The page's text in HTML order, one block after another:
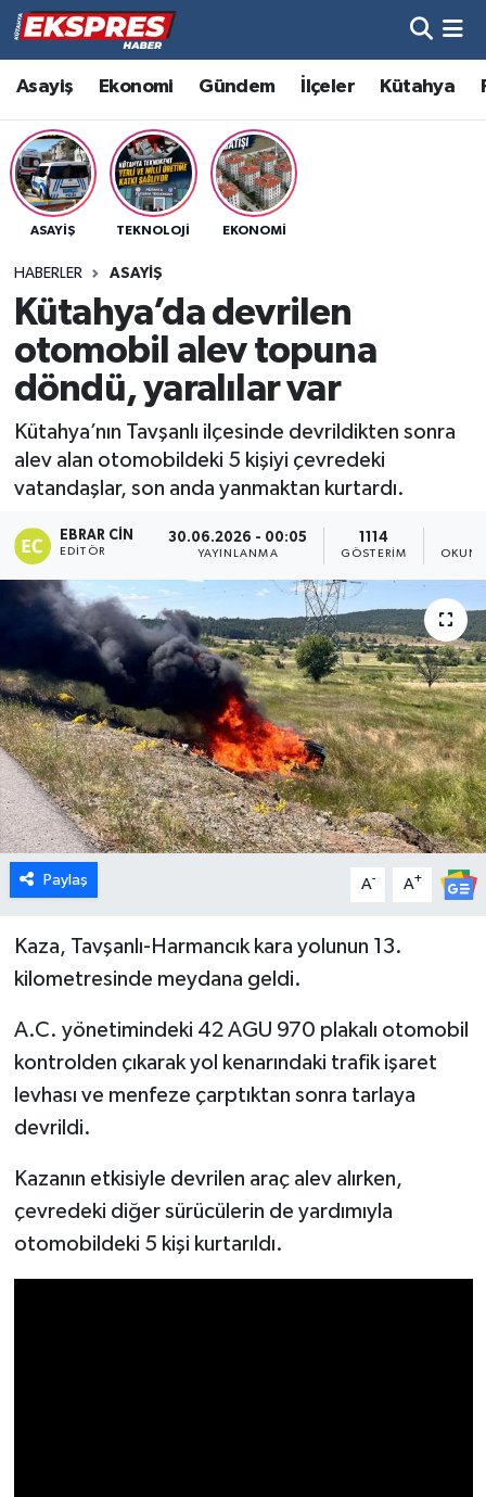
Asayiş Ekonomi Gündem İlçeler Kütahya
ASAYIŞ TEKNOLOJI EKONOMI
HABERLER ASAYIŞ
Kütahya’da devrilen
otomobil alev topuna
döndü, yaralılar var
Kütahya’nın Tavşanlı ilçesinde devrildikten sonra
alev alan otomobildeki 5 kişiyi çevredeki
vatandaşlar, son anda yanmaktan kurtardı.
EBRAR CIN
EDITÖR
30.06.2026 - 00:05
YAYINLANMA
1114
GÖSTERIM
Paylaş A- A+
Kaza, Tavşanlı-Harmancık kara yolunun 13.
kilometresinde meydana geldi.
A.C. yönetimindeki 42 AGU 970 plakalı otomobil
kontrolden çıkarak yol kenarındaki trafik işaret
levhası ve menfeze çarptıktan sonra tarlaya
devrildi.
Kazanın etkisiyle devrilen araç alev alırken,
çevredeki diğer sürücülerin de yardımıyla
otomobildeki 5 kişi kurtarıldı.
Altıntaş
Asayiş
Aslanapa
Bölge
Çavdarhisar
Dumlupınar
Dünya
Eğitim
Ekonomi
Emet
Foto Galeri
Gediz
Genel
Hisarcık
İlçeler
Köşe Yazıları
Kültür Sanat
Kütahya
Magazin
Hava Durumu
Trafik Durumu
Süper Lig Puan Durumu ve Fikstür
Son Dakika Haberleri
Haber Arşivi